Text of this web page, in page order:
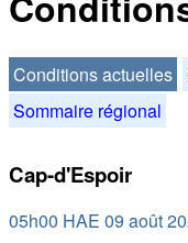
Conditions actuelles
Sommaire régional
Cap-d'Espoir
05h00 HAE 09 août